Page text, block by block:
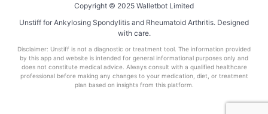
Copyright © 2025 Walletbot Limited
Unstiff for Ankylosing Spondylitis and Rheumatoid Arthritis. Designed
with care.
Disclaimer: Unstiff is not a diagnostic or treatment tool. The information provided
by this app and website is intended for general informational purposes only and
does not constitute medical advice. Always consult with a qualified healthcare
professional before making any changes to your medication, diet, or treatment
plan based on insights from this platform.